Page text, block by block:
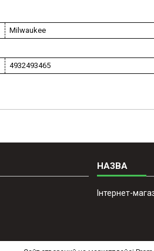
Milwaukee
4932493465
Інтернет-